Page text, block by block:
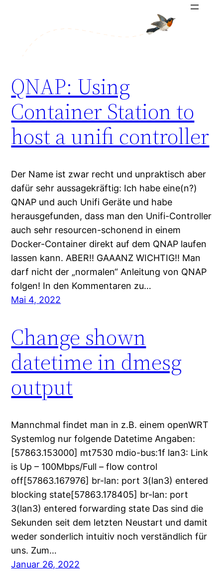
wechseln
QNAP: Using
Container Station to
host a unifi controller
Der Name ist zwar recht und unpraktisch aber
dafür sehr aussagekräftig: Ich habe eine(n?)
QNAP und auch Unifi Geräte und habe
herausgefunden, dass man den Unifi-Controller
auch sehr resourcen-schonend in einem
Docker-Container direkt auf dem QNAP laufen
lassen kann. ABER!! GAAANZ WICHTIG!! Man
darf nicht der „normalen“ Anleitung von QNAP
folgen! In den Kommentaren zu…
Mai 4, 2022
Change shown
datetime in dmesg
output
Mannchmal findet man in z.B. einem openWRT
Systemlog nur folgende Datetime Angaben:
[57863.153000] mt7530 mdio-bus:1f lan3: Link
is Up – 100Mbps/Full – flow control
off[57863.167976] br-lan: port 3(lan3) entered
blocking state[57863.178405] br-lan: port
3(lan3) entered forwarding state Das sind die
Sekunden seit dem letzten Neustart und damit
weder sonderlich intuitiv noch verständlich für
uns. Zum…
Januar 26, 2022